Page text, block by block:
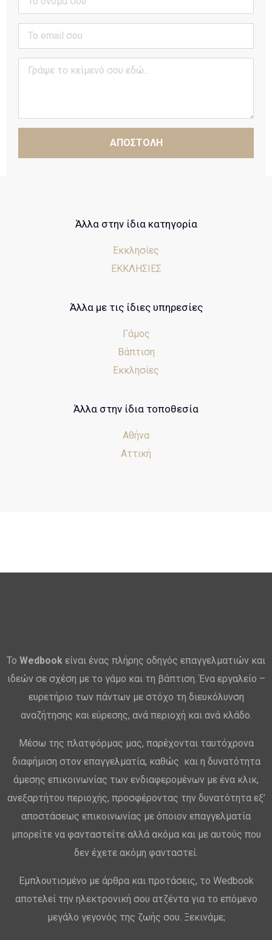
ΑΠΟΣΤΟΛΗ
Άλλα στην ίδια κατηγορία
Εκκλησίες
ΕΚΚΛΗΣΙΕΣ
Άλλα με τις ίδιες υπηρεσίες
Γάμος
Βάπτιση
Εκκλησίες
Άλλα στην ίδια τοποθεσία
Αθήνα
Αττική
Το Wedbook είναι ένας πλήρης οδηγός επαγγελματιών και
ιδεών σε σχέση με το γάμο και τη βάπτιση. Ένα εργαλείο –
ευρετήριο των πάντων με στόχο τη διευκόλυνση
αναζήτησης και εύρεσης, ανά περιοχή και ανά κλάδο.
Μέσω της πλατφόρμας μας, παρέχονται ταυτόχρονα
διαφήμιση στον επαγγελματία, καθώς και η δυνατότητα
άμεσης επικοινωνίας των ενδιαφερομένων με ένα κλικ,
ανεξαρτήτου περιοχής, προσφέροντας την δυνατότητα εξ’
αποστάσεως επικοινωνίας με όποιον επαγγελματία
μπορείτε να φανταστείτε αλλά ακόμα και με αυτούς που
δεν έχετε ακόμη φανταστεί.
Εμπλουτισμένο με άρθρα και προτάσεις, το Wedbook
αποτελεί την ηλεκτρονική σου ατζέντα για το επόμενο
μεγάλο γεγονός της ζωής σου. Ξεκινάμε;